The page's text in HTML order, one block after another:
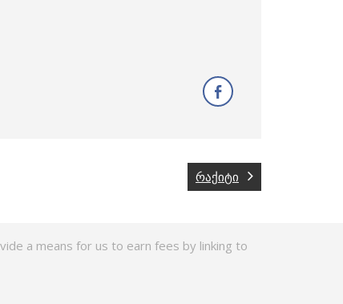
რაქიტი
a means for us to earn fees by linking to